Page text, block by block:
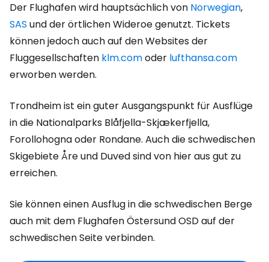
Der Flughafen wird hauptsächlich von Norwegian,
SAS und der örtlichen Wideroe genutzt. Tickets
können jedoch auch auf den Websites der
Fluggesellschaften klm.comoder lufthansa.com
erworben werden.
Trondheim ist ein guter Ausgangspunkt für Ausflüge
in die Nationalparks Blåfjella-Skjækerfjella,
Forollohogna oder Rondane. Auch die schwedischen
Skigebiete Åre und Duved sind von hier aus gut zu
erreichen.
Sie können einen Ausflug in die schwedischen Berge
auch mit dem Flughafen Östersund OSD auf der
schwedischen Seite verbinden.